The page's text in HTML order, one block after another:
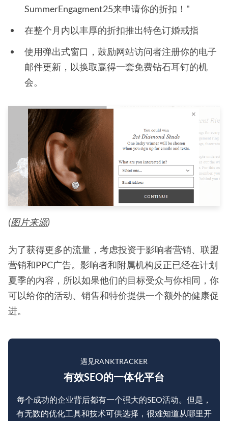
SummerEngagment25来申请你的折扣！"
在整个月内以丰厚的折扣推出特色订婚戒指
使用弹出式窗口，鼓励网站访问者注册你的电子
邮件更新，以换取赢得一套免费钻石耳钉的机
会。
(图片来源)
为了获得更多的流量，考虑投资于影响者营销、联盟
营销和PPC广告。影响者和附属机构反正已经在计划
夏季的内容，所以如果他们的目标受众与你相同，你
可以给你的活动、销售和特价提供一个额外的健康促
进。
遇见RANKTRACKER
有效SEO的一体化平台
每个成功的企业背后都有一个强大的SEO活动。但是，
有无数的优化工具和技术可供选择，很难知道从哪里开